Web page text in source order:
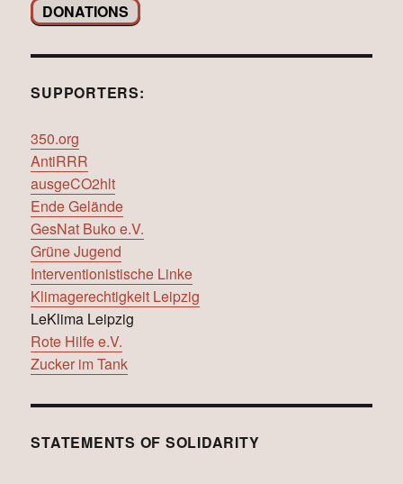
DONATIONS
SUPPORTERS:
350.org
AntiRRR
ausgeCO2hlt
Ende Gelände
GesNat Buko e.V.
Grüne Jugend
Interventionistische Linke
Klimagerechtigkeit Leipzig
LeKlima Leipzig
Rote Hilfe e.V.
Zucker im Tank
STATEMENTS OF SOLIDARITY